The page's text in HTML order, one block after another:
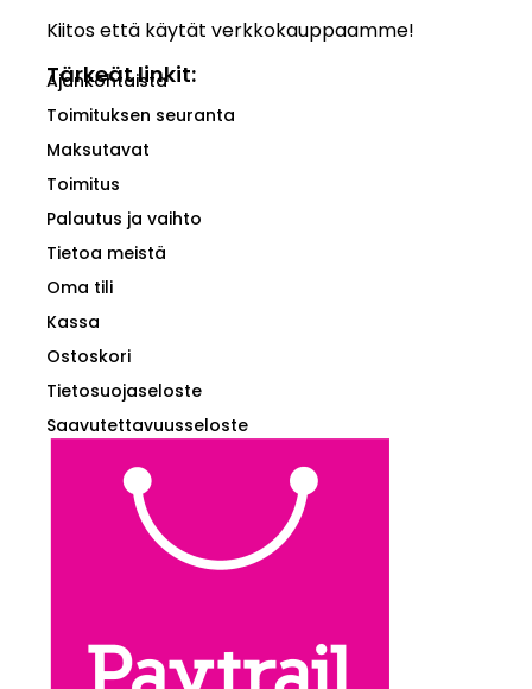
Kiitos että käytät verkkokauppaamme!
Tärkeät linkit:
Ajankohtaista
Toimituksen seuranta
Maksutavat
Toimitus
Palautus ja vaihto
Tietoa meistä
Oma tili
Kassa
Ostoskori
Tietosuojaseloste
Saavutettavuusseloste